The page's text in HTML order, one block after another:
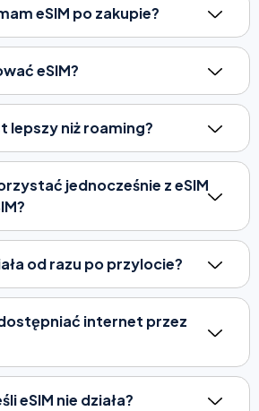
eSIM po zakupie?
eSIM?
lepszy niż roaming?
jednocześnie z eSIM
od razu po przylocie?
internet przez
eSIM nie działa?